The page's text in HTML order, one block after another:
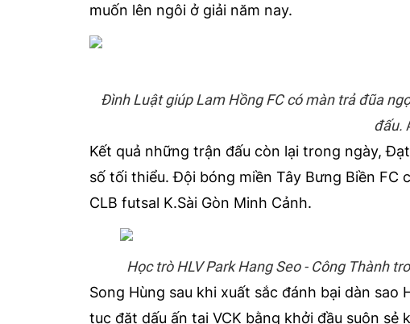
muốn lên ngôi ở giải năm nay.
Đình Luật giúp Lam Hồng FC có màn trả đũa
đấu.
Kết quả những trận đấu còn lại trong ngày,
số tối thiểu. Đội bóng miền Tây Bưng Biền
CLB futsal K.Sài Gòn Minh Cảnh.
Học trò HLV Park Hang Seo - Công Thành
Song Hùng sau khi xuất sắc đánh bại dàn
tục đặt dấu ấn tại VCK bằng khởi đầu suôn